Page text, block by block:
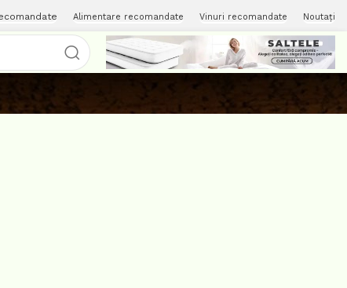
Alimentare recomandate Vinuri recomandate Noutați